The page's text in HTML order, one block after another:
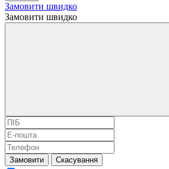
Замовити швидко
Замовити швидко
Замовити Скасування